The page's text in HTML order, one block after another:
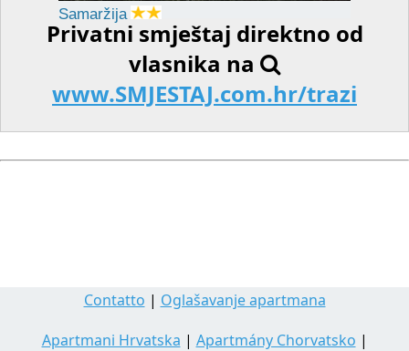
Samaržija
Privatni smještaj direktno od
vlasnika na
www.SMJESTAJ.com.hr/trazi
Contatto | Oglašavanje apartmana
Apartmani Hrvatska | Apartmány Chorvatsko |